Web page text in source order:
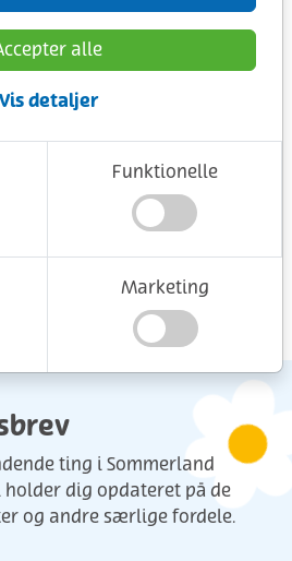
alle
Vis detaljer
Funktionelle
Marketing
løs og bland din helt
- med over 100
kan du skabe din
ting i Sommerland
dig opdateret på de
og andre særlige fordele.